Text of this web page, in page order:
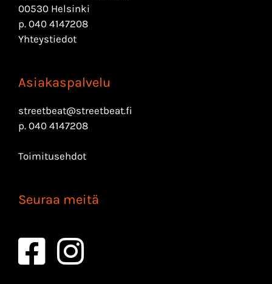
00530 Helsinki
p. 040 4147208
Yhteystiedot
Asiakaspalvelu
streetbeat@streetbeat.fi
p. 040 4147208
Toimitusehdot
Seuraa meitä